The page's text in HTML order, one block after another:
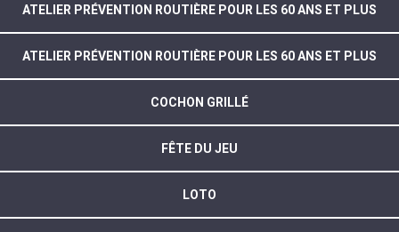
ATELIER PRÉVENTION ROUTIÈRE POUR LES 60 ANS ET PLUS
ATELIER PRÉVENTION ROUTIÈRE POUR LES 60 ANS ET PLUS
COCHON GRILLÉ
FÊTE DU JEU
LOTO